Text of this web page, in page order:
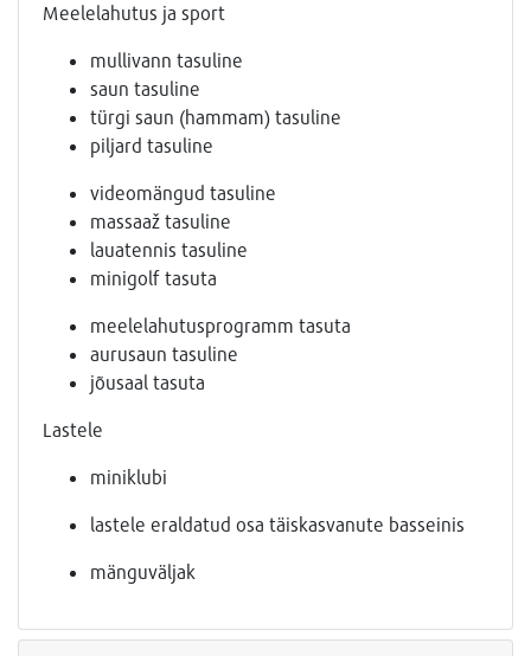
Meelelahutus ja sport
mullivann tasuline
saun tasuline
türgi saun (hammam) tasuline
piljard tasuline
videomängud tasuline
massaaž tasuline
lauatennis tasuline
minigolf tasuta
meelelahutusprogramm tasuta
aurusaun tasuline
jõusaal tasuta
Lastele
miniklubi
lastele eraldatud osa täiskasvanute basseinis
mänguväljak